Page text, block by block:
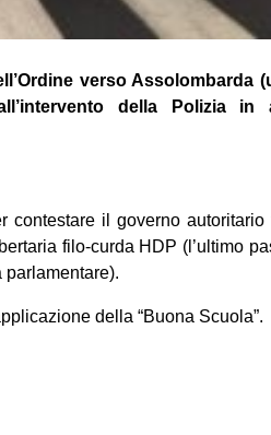
verso Assolombarda
della Polizia in
contestare il governo autoritario
filo-curda HDP (l’ultimo
parlamentare).
della “Buona Scuola”.